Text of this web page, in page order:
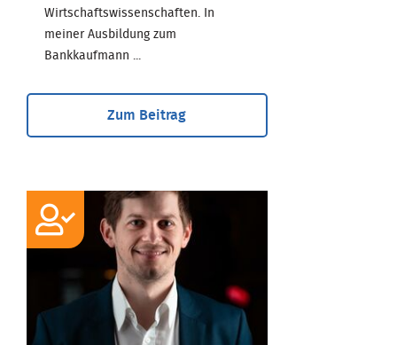
Wirtschaftswissenschaften. In
meiner Ausbildung zum
Bankkaufmann ...
Zum Beitrag